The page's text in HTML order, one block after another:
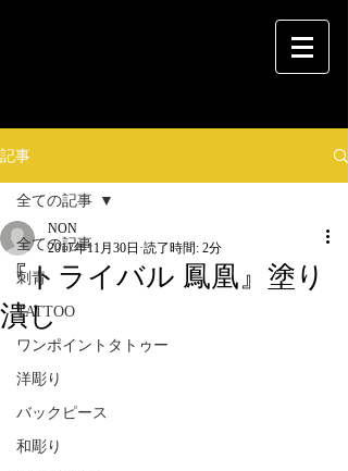
記事
全ての記事
刺青
TATTOO
ワンポイントタトゥー
洋彫り
バックピース
和彫り
全ての記事
『トライバル 鳳凰』塗り
潰し
NON
2017年11月30日 読了時間: 2分